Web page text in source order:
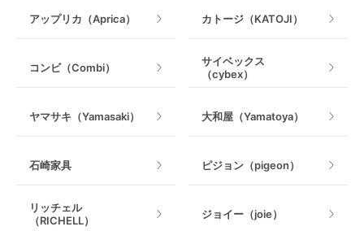
室内遊具
アップリカ（Aprica） カトージ（KATOJI）
コンビ（Combi）
サイベックス
（cybex）
ヤマサキ（Yamasaki） 大和屋（Yamatoya）
石崎家具 ピジョン（pigeon）
リッチェル
（RICHELL）
ジョイー（joie）